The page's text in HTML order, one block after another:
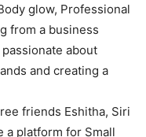
glow, Professional
from a business
about
and creating a
friends Eshitha, Siri
a platform for Small